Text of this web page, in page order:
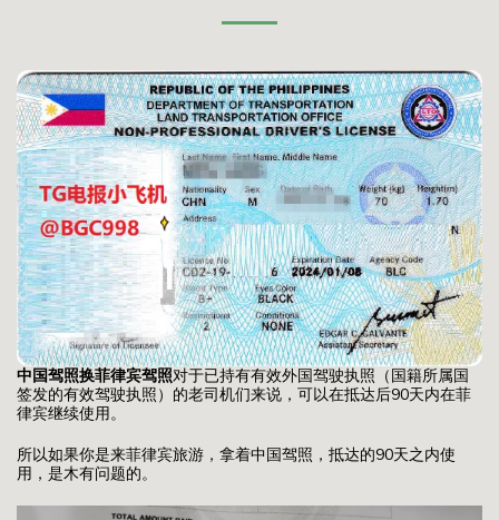
中国驾照换菲律宾驾照对于已持有有效外国驾驶执照（国籍所属国
签发的有效驾驶执照）的老司机们来说，可以在抵达后90天内在菲
律宾继续使用。
所以如果你是来菲律宾旅游，拿着中国驾照，抵达的90天之内使
用，是木有问题的。